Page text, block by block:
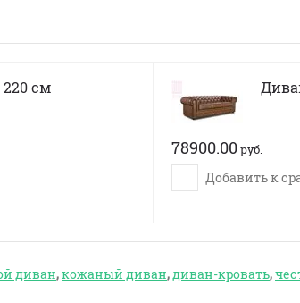
см
78900.00руб.
Добавить к
диван,кожаный диван,диван-кровать,